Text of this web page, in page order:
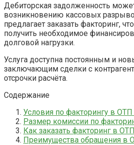
Дебиторская задолженность
возникновению кассовых
предлагает заказать факторинг,
получить необходимое
долговой нагрузки.
Услуга доступна постоянным и
заключающим сделки с
отсрочки расчёта.
Содержание
Условия по факторингу в
Размер комиссии по
Как заказать факторинг в
Преимущества обращения в